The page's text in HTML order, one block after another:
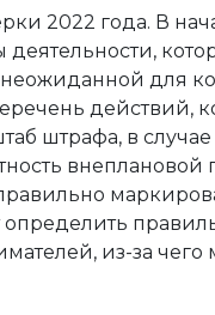
2022 года. В
для
действий,
штрафа, в
из-за чего